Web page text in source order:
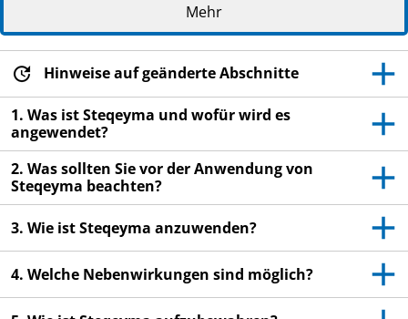
Lesen Sie die gesamte Packungsbeilage sorgfältig
durch, bevor Sie mit der Anwendung dieses
Arzneimittels beginnen, denn sie enthält wichtige
Informationen.
Diese Packungsbeilage wurde für Patienten bzw.
für Betreuungspersonen erstellt, die dieses
Arzneimittel anwenden. Falls Sie ein Elternteil oder
eine Betreuungsperson sind, die Steqeyma einem
Kind verabreicht, lesen Sie bitte diese
Informationen besonders sorgfältig.
Heben Sie die Packungsbeilage auf. Vielleicht
möchten Sie diese später nochmals lesen.
Wenn Sie weitere Fragen haben, wenden Sie sich
Mehr
Hinweise auf geänderte Abschnitte
1. Was ist Steqeyma und wofür wird es
angewendet?
2. Was sollten Sie vor der Anwendung von
Steqeyma beachten?
3. Wie ist Steqeyma anzuwenden?
4. Welche Nebenwirkungen sind möglich?